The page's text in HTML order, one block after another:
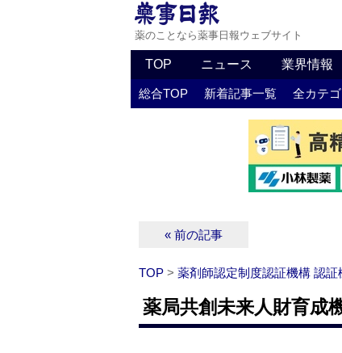
薬のことなら薬事日報ウェブサイト
TOP ニュース 業界情報
総合TOP 新着記事一覧 全カテ
« 前の記事
TOP > 薬剤師認定制度認証機構 認証
薬局共創未来人財育